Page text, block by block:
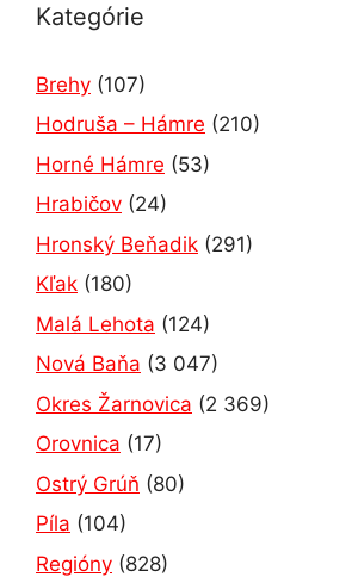
Kategórie
Brehy (107)
Hodruša – Hámre (210)
Horné Hámre (53)
Hrabičov (24)
Hronský Beňadik (291)
Kľak (180)
Malá Lehota (124)
Nová Baňa (3 047)
Okres Žarnovica (2 369)
Orovnica (17)
Ostrý Grúň (80)
Píla (104)
Regióny (828)